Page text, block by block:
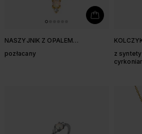
NASZYJNIK Z OPALEM
pozłacany
z